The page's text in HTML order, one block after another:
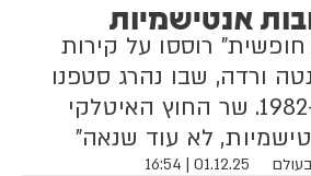
אנטישמיות
רוססו על קירות
ורדה, שבו נהרג סטפנו
טאקה בפיגוע ב-1982. שר החוץ האיטלקי
לא עוד שנאה"
01.12.25 | 16:54